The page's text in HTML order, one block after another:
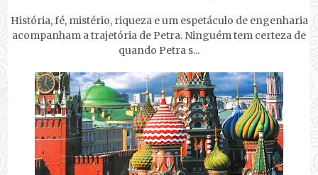
História, fé, mistério, riqueza e um espetáculo de engenharia
acompanham a trajetória de Petra. Ninguém tem certeza de
quando Petra s...